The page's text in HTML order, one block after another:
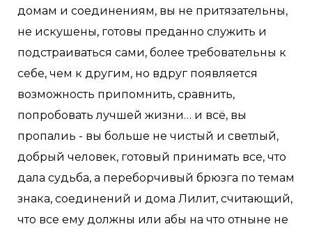
домам и соединениям, вы не притязательны,
не искушены, готовы преданно служить и
подстраиваться сами, более требовательны к
себе, чем к другим, но вдруг появляется
возможность припомнить, сравнить,
попробовать лучшей жизни… и всё, вы
пропалиь - вы больше не чистый и светлый,
добрый человек, готовый принимать все, что
дала судьба, а переборчивый брюзга по темам
знака, соединений и дома Лилит, считающий,
что все ему должны или абы на что отныне не